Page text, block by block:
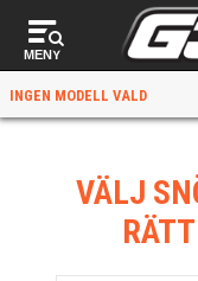
MENY
INGEN MODELL VALD
VÄLJ